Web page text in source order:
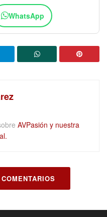
WhatsApp
AVPasión y nuestra